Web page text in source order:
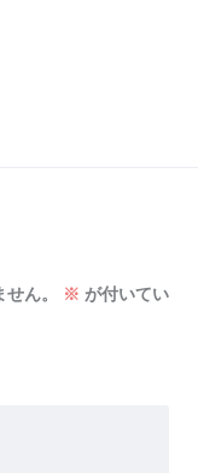
ん。 ※ が付いてい